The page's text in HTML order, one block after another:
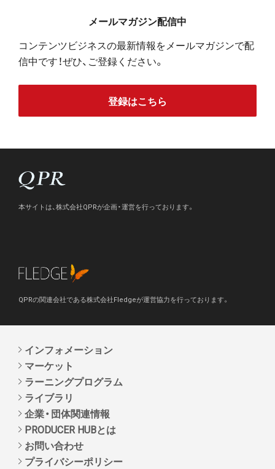
メールマガジン配信中
コンテンツビジネスの最新情報をメールマガジンで配
信中です！ぜひ、ご登録ください。
登録はこちら
本サイトは、株式会社QPRが企画・運営を行っております。
QPRの関連会社である株式会社Fledgeが運営協力を行っております。
インフォメーション
マーケット
ラーニングプログラム
ライブラリ
企業・団体関連情報
PRODUCER HUBとは
お問い合わせ
プライバシーポリシー